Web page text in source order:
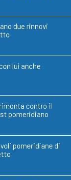
due rinnovi
lui anche
contro il
pomeridiano
pomeridiane di